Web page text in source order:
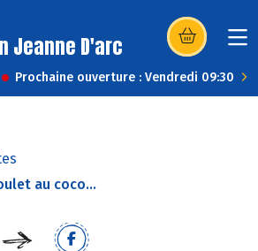
Jeanne D'arc (s’ouvre dans
Prochaine ouverture : Vendredi 09:30
au coco...